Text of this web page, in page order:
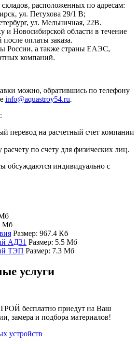
расположенных по адресам:
ул. Петухова 29/1 В;
ул. Мельничная, 22В.
и Новосибирской области в течение
оплаты заказа.
России, а также страны ЕАЭС,
компаний.
можно, обратившись по телефону
info@aquastroy54.ru.
перевод на расчетный счет компании
по счету для физических лиц.
обсуждаются индивидуально с
Мб
Размер: 967.4 Кб
АД31 Размер: 5.5 Мб
ТЭП Размер: 7.3 Мб
услуги
бесплатно приедут на Ваш
замера и подбора материалов!
устройств